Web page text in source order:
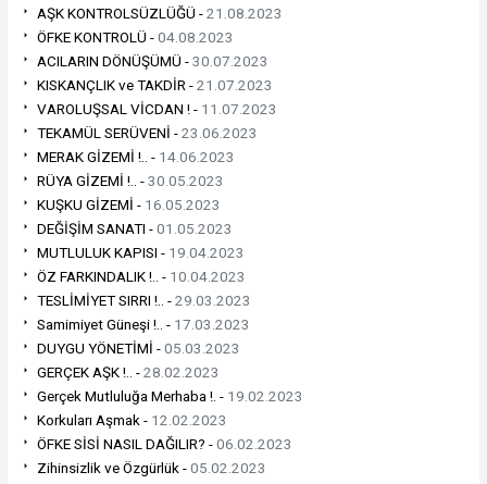
AŞK KONTROLSÜZLÜĞÜ -21.08.2023
ÖFKE KONTROLÜ -04.08.2023
ACILARIN DÖNÜŞÜMÜ -30.07.2023
KISKANÇLIK ve TAKDİR -21.07.2023
VAROLUŞSAL VİCDAN ! - 11.07.2023
TEKAMÜL SERÜVENİ -23.06.2023
MERAK GİZEMİ !.. - 14.06.2023
RÜYA GİZEMİ !.. -30.05.2023
KUŞKU GİZEMİ - 16.05.2023
DEĞİŞİM SANATI -01.05.2023
MUTLULUK KAPISI - 19.04.2023
ÖZ FARKINDALIK !.. - 10.04.2023
TESLİMİYET SIRRI !.. -29.03.2023
Samimiyet Güneşi !.. - 17.03.2023
DUYGU YÖNETİMİ -05.03.2023
GERÇEK AŞK !.. -28.02.2023
Gerçek Mutluluğa Merhaba !. - 19.02.2023
Korkuları Aşmak - 12.02.2023
ÖFKE SİSİ NASIL DAĞILIR? -06.02.2023
Zihinsizlik ve Özgürlük -05.02.2023